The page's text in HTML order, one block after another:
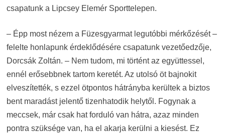
csapatunk a Lipcsey Elemér Sporttelepen.
– Épp most nézem a Füzesgyarmat legutóbbi mérkőzését –
felelte honlapunk érdeklődésére csapatunk vezetőedzője,
Dorcsák Zoltán. – Nem tudom, mi történt az együttessel,
ennél erősebbnek tartom keretét. Az utolsó öt bajnokit
elveszítették, s ezzel ötpontos hátrányba kerültek a biztos
bent maradást jelentő tizenhatodik helytől. Fogynak a
meccsek, már csak hat forduló van hátra, azaz minden
pontra szüksége van, ha el akarja kerülni a kiesést. Ez